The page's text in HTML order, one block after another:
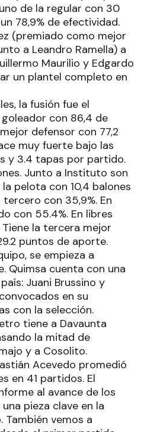
de la regular con 30
78,9% de efectividad.
(premiado como mejor
a Leandro Ramella) a
Maurilio y Edgardo
un plantel completo en
la fusión fue el
con 86,4 de
defensor con 77,2
muy fuerte bajo las
y 3.4 tapas por partido.
Junto a Instituto son
pelota con 10,4 balones
con 35,9%. En
con 55.4%. En libres
la tercera mejor
puntos de aporte.
se empieza a
Quimsa cuenta con una
Juani Brussino y
en su
con la selección.
tiene a Davaunta
la mitad de
y a Cosolito.
Acevedo promedió
en 41 partidos. El
al avance de los
pieza clave en la
vemos a